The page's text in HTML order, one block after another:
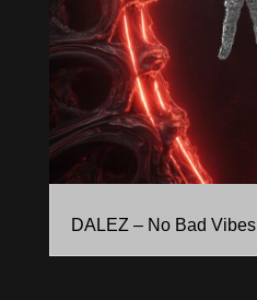
DALEZ – No Bad Vibes